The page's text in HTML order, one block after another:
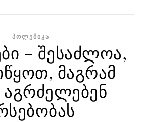
ᲞᲝᲚᲔᲛᲘᲙᲐ
– შესაძლოა,
მაგრამ
აგრძელებენ